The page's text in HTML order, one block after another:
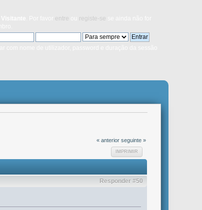
entre registe-se
« anterior seguinte »
IMPRIMIR
Responder #50